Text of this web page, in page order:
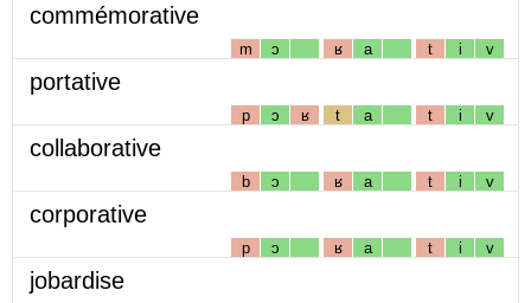
commémorative
m ɔ ʁ a t i v
portative
p ɔ ʁ t a t i v
collaborative
b ɔ ʁ a t i v
corporative
p ɔ ʁ a t i v
jobardise